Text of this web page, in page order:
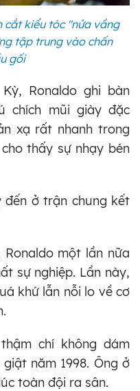
cắt kiểu tóc "nửa vầng
tập trung vào chấn
gối
Ronaldo ghi bàn
chích mũi giày đặc
xạ rất nhanh trong
thấy sự nhạy bén
đến ở trận chung kết
Ronaldo một lần nữa
sự nghiệp. Lần này,
khứ lẫn nỗi lo về cơ
chí không dám
năm 1998. Ông ở
toàn đội ra sân.